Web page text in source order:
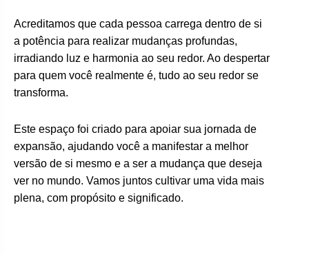
Acreditamos que cada pessoa carrega dentro de si
a potência para realizar mudanças profundas,
irradiando luz e harmonia ao seu redor. Ao despertar
para quem você realmente é, tudo ao seu redor se
transforma.
Este espaço foi criado para apoiar sua jornada de
expansão, ajudando você a manifestar a melhor
versão de si mesmo e a ser a mudança que deseja
ver no mundo. Vamos juntos cultivar uma vida mais
plena, com propósito e significado.